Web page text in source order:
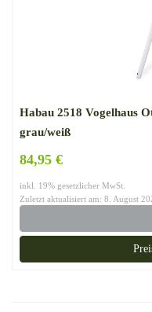
Habau 2518 Vogelhaus
grau/weiß
84,95 €
inkl. 19% gesetzlicher MwSt.
Zuletzt aktualisiert am: 8. August